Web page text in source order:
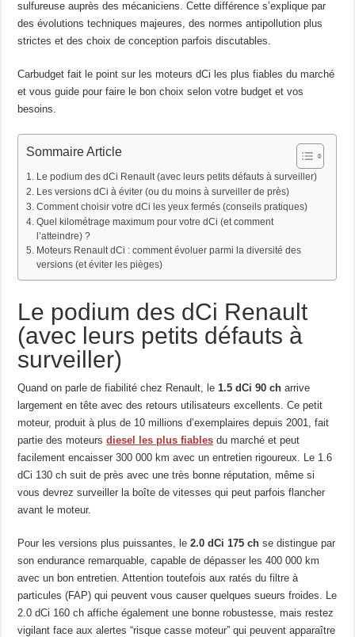
sulfureuse auprès des mécaniciens. Cette différence s’explique par
des évolutions techniques majeures, des normes antipollution plus
strictes et des choix de conception parfois discutables.
Carbudget fait le point sur les moteurs dCi les plus fiables du marché
et vous guide pour faire le bon choix selon votre budget et vos
besoins.
Sommaire Article
Le podium des dCi Renault (avec leurs petits défauts à surveiller)
Les versions dCi à éviter (ou du moins à surveiller de près)
Comment choisir votre dCi les yeux fermés (conseils pratiques)
Quel kilométrage maximum pour votre dCi (et comment
l’atteindre) ?
Moteurs Renault dCi : comment évoluer parmi la diversité des
versions (et éviter les pièges)
Le podium des dCi Renault
(avec leurs petits défauts à
surveiller)
Quand on parle de fiabilité chez Renault, le 1.5 dCi 90 ch arrive
largement en tête avec des retours utilisateurs excellents. Ce petit
moteur, produit à plus de 10 millions d’exemplaires depuis 2001, fait
partie des moteursdiesel les plus fiables du marché et peut
facilement encaisser 300 000 km avec un entretien rigoureux. Le 1.6
dCi 130 ch suit de près avec une très bonne réputation, même si
vous devrez surveiller la boîte de vitesses qui peut parfois flancher
avant le moteur.
Pour les versions plus puissantes, le2.0 dCi 175 ch se distingue par
son endurance remarquable, capable de dépasser les 400 000 km
avec un bon entretien. Attention toutefois aux ratés du filtre à
particules (FAP) qui peuvent vous causer quelques sueurs froides. Le
2.0 dCi 160 ch affiche également une bonne robustesse, mais restez
vigilant face aux alertes “risque casse moteur” qui peuvent apparaître